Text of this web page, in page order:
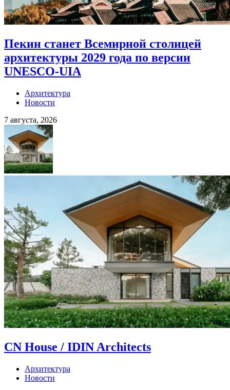
Пекин станет Всемирной столицей
архитектуры 2029 года по версии
UNESCO-UIA
Архитектура
Новости
7 августа, 2026
CN House / IDIN Architects
Архитектура
Новости